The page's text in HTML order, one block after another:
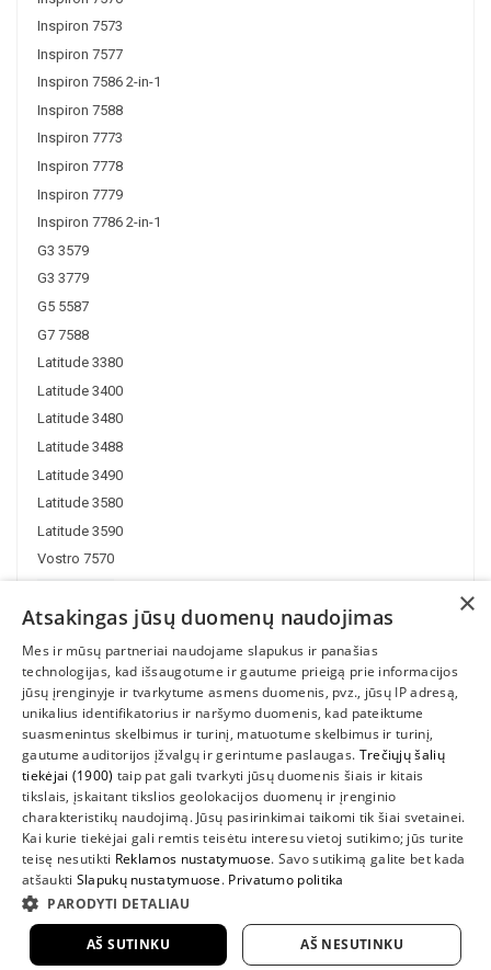
Inspiron 7573
Inspiron 7577
Inspiron 7586 2-in-1
Inspiron 7588
Inspiron 7773
Inspiron 7778
Inspiron 7779
Inspiron 7786 2-in-1
G3 3579
G3 3779
G5 5587
G7 7588
Latitude 3380
Latitude 3400
Latitude 3480
Latitude 3488
Latitude 3490
Latitude 3580
Latitude 3590
Vostro 7570
INFORMACIJA
SUSIEKITE
2022 UAB "Sedum kompiuteriai" |
×
Atsakingas jūsų duomenų naudojimas
Mes ir mūsų partneriai naudojame slapukus ir panašias
technologijas, kad išsaugotume ir gautume prieigą prie informacijos
jūsų įrenginyje ir tvarkytume asmens duomenis, pvz., jūsų IP adresą,
unikalius identifikatorius ir naršymo duomenis, kad pateiktume
suasmenintus skelbimus ir turinį, matuotume skelbimus ir turinį,
gautume auditorijos įžvalgų ir gerintume paslaugas. Trečiųjų šalių
tiekėjai (1900) taip pat gali tvarkyti jūsų duomenis šiais ir kitais
tikslais, įskaitant tikslios geolokacijos duomenų ir įrenginio
charakteristikų naudojimą. Jūsų pasirinkimai taikomi tik šiai svetainei.
Kai kurie tiekėjai gali remtis teisėtu interesu vietoj sutikimo; jūs turite
teisę nesutikti Reklamos nustatymuose. Savo sutikimą galite bet kada
atšaukti Slapukų nustatymuose. Privatumo politika
PARODYTI DETALIAU
AŠ SUTINKU AŠ NESUTINKU